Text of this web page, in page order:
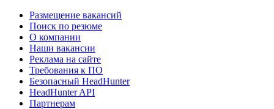
Размещение вакансий
Поиск по резюме
О компании
Наши вакансии
Реклама на сайте
Требования к ПО
Безопасный HeadHunter
HeadHunter API
Партнерам